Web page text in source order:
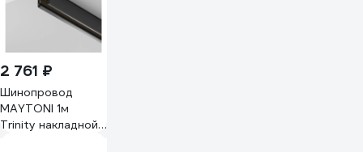
1000-B AAX-
EVR1-Track-1000-
2 761 ₽
Шинопровод
MAYTONI 1м
Trinity накладной/